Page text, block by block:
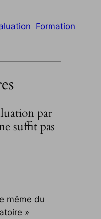
Formation
par
suffit pas
même du
»